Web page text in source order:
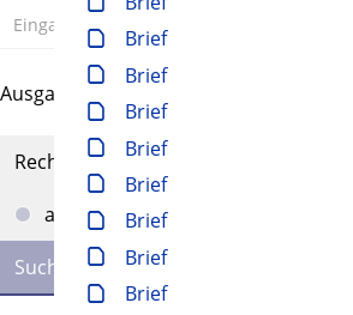
Ausgabe-Optionen
Rechtstrunkierung
an
aus
Brief
Brief
Brief
Brief
Brief
Brief
Brief
Brief